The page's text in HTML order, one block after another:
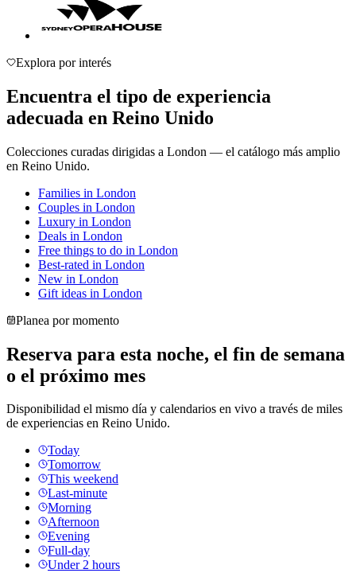
Explora por interés
Encuentra el tipo de experiencia
adecuada en Reino Unido
Colecciones curadas dirigidas a London — el catálogo más amplio
en Reino Unido.
Families in London
Couples in London
Luxury in London
Deals in London
Free things to do in London
Best-rated in London
New in London
Gift ideas in London
Planea por momento
Reserva para esta noche, el fin de semana
o el próximo mes
Disponibilidad el mismo día y calendarios en vivo a través de miles
de experiencias en Reino Unido.
Today
Tomorrow
This weekend
Last-minute
Morning
Afternoon
Evening
Full-day
Under 2 hours